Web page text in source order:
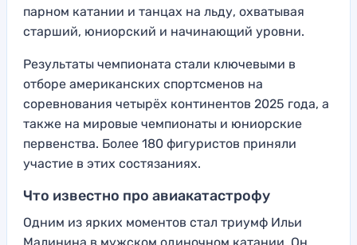
парном катании и танцах на льду, охватывая
старший, юниорский и начинающий уровни.
Результаты чемпионата стали ключевыми в
отборе американских спортсменов на
соревнования четырёх континентов 2025 года, а
также на мировые чемпионаты и юниорские
первенства. Более 180 фигуристов приняли
участие в этих состязаниях.
Что известно про авиакатастрофу
Одним из ярких моментов стал триумф Ильи